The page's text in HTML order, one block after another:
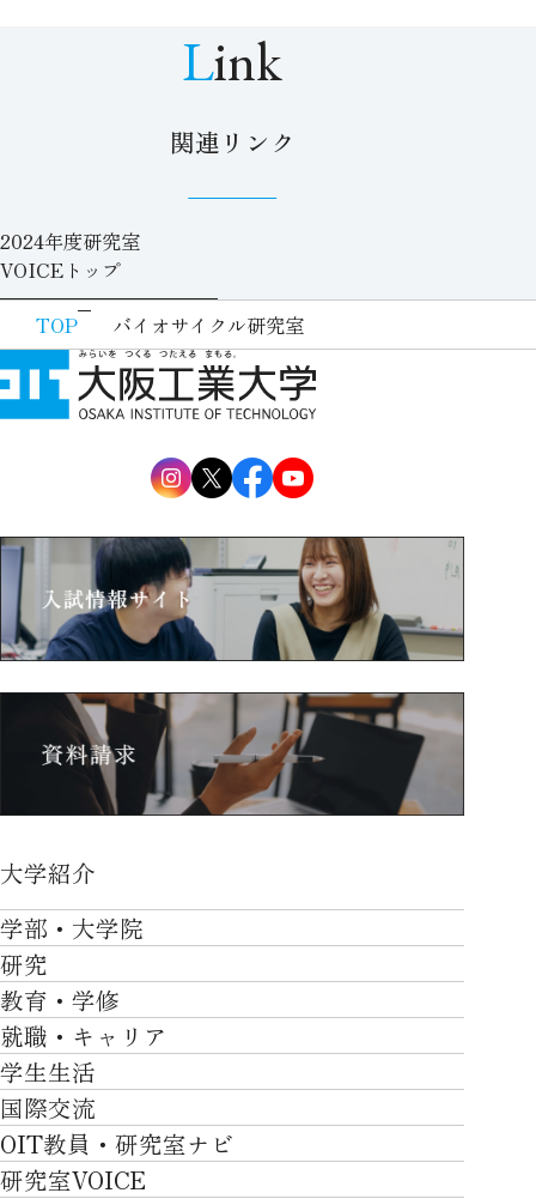
Link
関連リンク
2024年度研究室
VOICEトップ
TOP
バイオサイクル研究室
大学紹介
大学紹介TOP
OVER THE LIMIT
大学について
施設一覧
社会・地域・高大連携
川上村での取り組み
アクセス
ポリシー/コンプライアンス
学部・大学院
学部・大学院TOP
工学部
ロボティクス＆デザイン工学部
情報科学部
知的財産学部
工学研究科
研究
研究TOP
研究について
産官学連携
教育・学修
教育・学修TOP
卒業時質保証を担う独自の教育システム
自律学修
学習支援
就職・キャリア
就職・キャリアTOP
就職サポート
キャリア形成
学生生活
学生生活TOP
キャンパスライフ
国際交流
国際交流TOP
グローバルな人材育成
OIT教員・研究室ナビ
研究室VOICE